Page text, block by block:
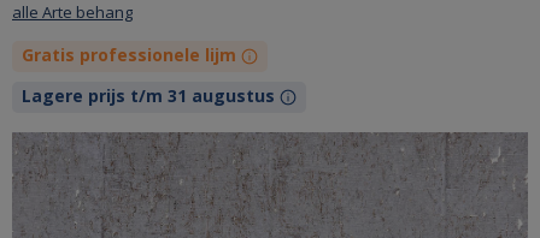
alle Arte behang
Gratis professionele lijm
Lagere prijs t/m 31 augustus